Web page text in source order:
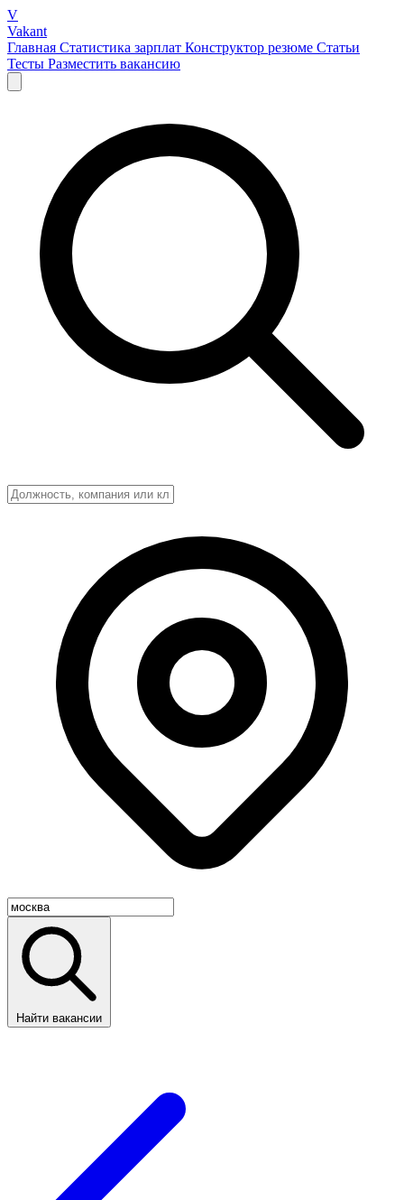
V
Vakant
Главная Статистика зарплат Конструктор резюме Статьи
Тесты Разместить вакансию
Найти вакансии